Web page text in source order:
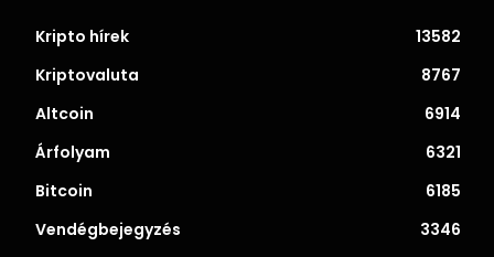
Kripto hírek
13582
Kriptovaluta
8767
Altcoin
6914
Árfolyam
6321
Bitcoin
6185
Vendégbejegyzés
3346